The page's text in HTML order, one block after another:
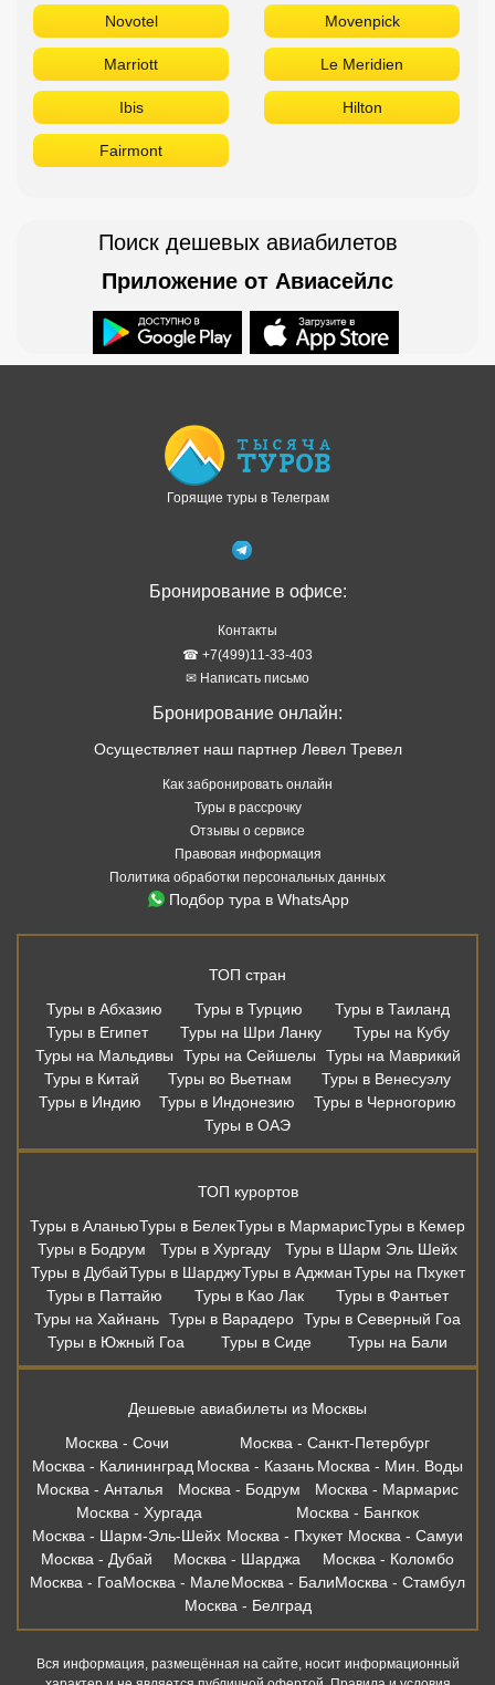
Novotel Movenpick
Marriott Le Meridien
Ibis Hilton
Fairmont
Поиск дешевых авиабилетов
Приложение от Авиасейлс
Горящие туры в Телеграм
Бронирование в офисе:
Контакты
☎ +7(499)11-33-403
✉ Написать письмо
Бронирование онлайн:
Осуществляет наш партнер Левел Тревел
Как забронировать онлайн
Туры в рассрочку
Отзывы о сервисе
Правовая информация
Политика обработки персональных данных
Подбор тура в WhatsApp
ТОП стран
Туры в Абхазию
Туры в Турцию
Туры в Таиланд
Туры в Египет
Туры на Шри Ланку
Туры на Кубу
Туры на Мальдивы
Туры на Сейшелы
Туры на Маврикий
Туры в Китай
Туры во Вьетнам
Туры в Венесуэлу
Туры в Индию
Туры в Индонезию
Туры в Черногорию
Туры в ОАЭ
ТОП курортов
Туры в АланьюТуры в БелекТуры в МармарисТуры в Кемер
Туры в Бодрум
Туры в Хургаду
Туры в Шарм Эль Шейх
Туры в ДубайТуры в ШарджуТуры в АджманТуры на Пхукет
Туры в Паттайю
Туры в Као Лак
Туры в Фантьет
Туры на Хайнань Туры в Варадеро Туры в Северный Гоа
Туры в Южный Гоа
Туры в Сиде Туры на Бали
Дешевые авиабилеты из Москвы
Москва - Сочи
Москва - Санкт-Петербург
Москва - Калининград Москва - Казань Москва - Мин. Воды
Москва - Анталья
Москва - Бодрум
Москва - Мармарис
Москва - Хургада
Москва - Бангкок
Москва - Шарм-Эль-Шейх Москва - Пхукет Москва - Самуи
Москва - Дубай
Москва - Шарджа
Москва - Коломбо
Москва - ГоаМосква - МалеМосква - БалиМосква - Стамбул
Москва - Белград
Вся информация, размещённая на сайте, носит информационный